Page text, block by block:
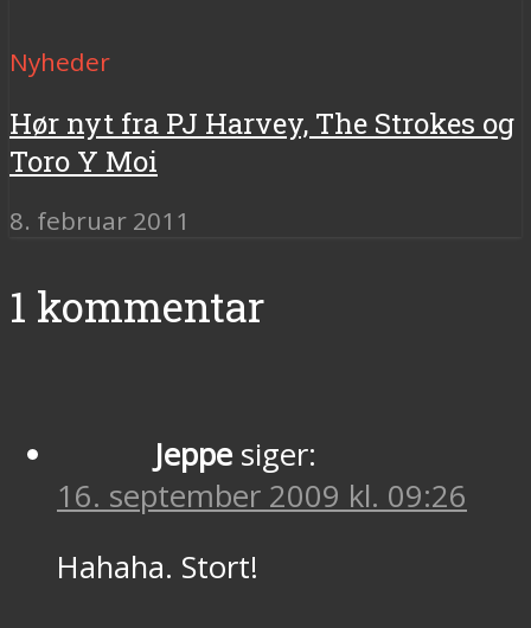
Nyheder
Hør nyt fra PJ Harvey, The Strokes og
Toro Y Moi
8. februar 2011
1 kommentar
Jeppe siger:
16. september 2009 kl. 09:26
Hahaha. Stort!